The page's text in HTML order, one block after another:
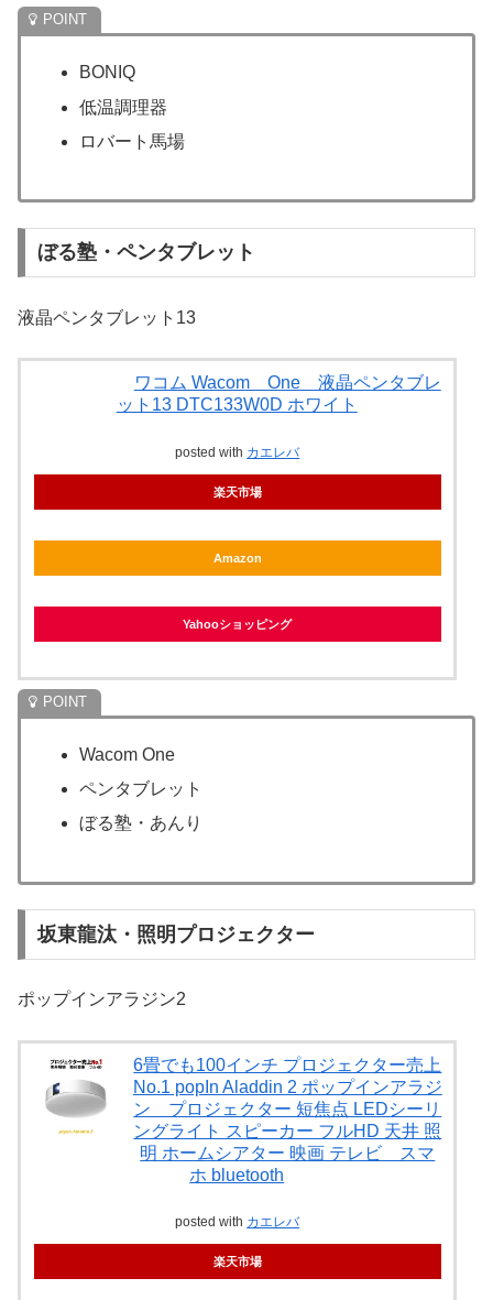
BONIQ
低温調理器
ロバート馬場
ぼる塾・ペンタブレット
液晶ペンタブレット13
ワコム Wacom One 液晶ペンタブレ
ット13 DTC133W0D ホワイト
posted with カエレバ
楽天市場
Amazon
Yahooショッピング
Wacom One
ペンタブレット
ぼる塾・あんり
坂東龍汰・照明プロジェクター
ポップインアラジン2
6畳でも100インチ プロジェクター売上
No.1 popIn Aladdin 2 ポップインアラジ
ン プロジェクター 短焦点 LEDシーリ
ングライト スピーカー フルHD 天井 照
明 ホームシアター 映画 テレビ スマ
ホ bluetooth
posted with カエレバ
楽天市場